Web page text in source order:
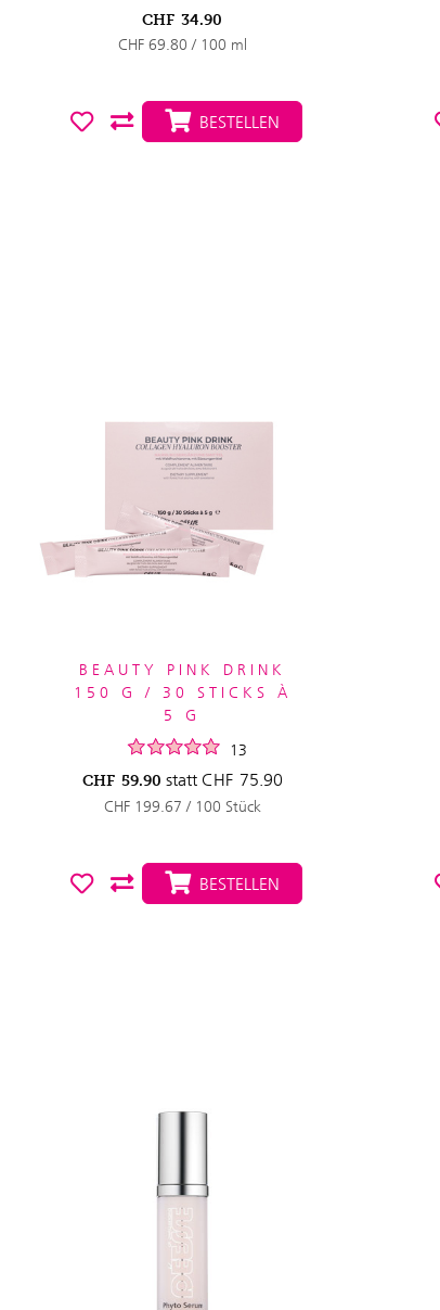
CHF 34.90
CHF 69.80 / 100 ml
BESTELLEN
BEAUTY PINK DRINK
150 G / 30 STICKS À
5 G
13
CHF 59.90 statt CHF 75.90
CHF 199.67 / 100 Stück
BESTELLEN